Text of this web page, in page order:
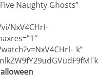
Naughty Ghosts”
NxV4CHrl-
_k”